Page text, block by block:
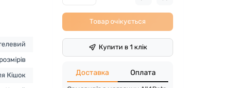
Кішок
Товар очікується
Купити в 1 клік
Доставка Оплата